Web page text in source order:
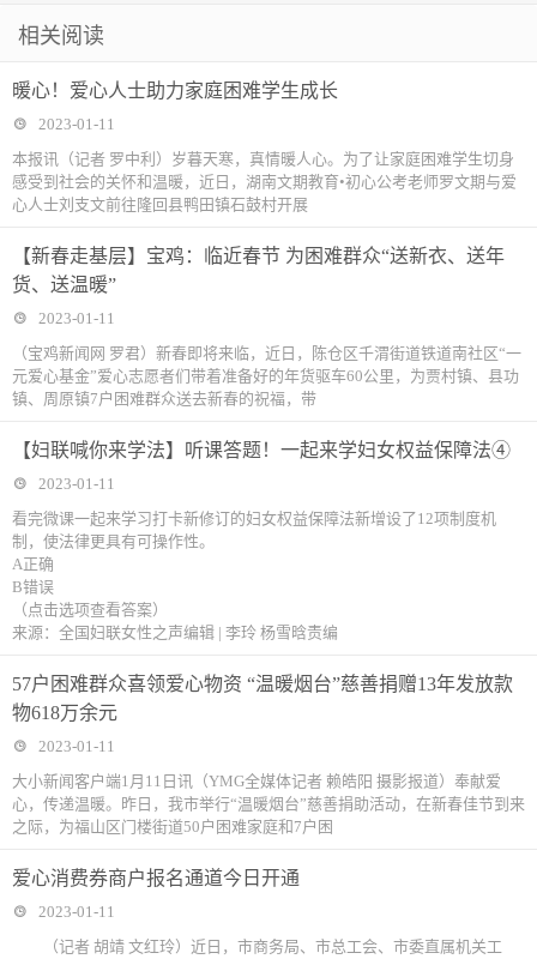
相关阅读
暖心！爱心人士助力家庭困难学生成长
2023-01-11
本报讯（记者 罗中利）岁暮天寒，真情暖人心。为了让家庭困难学生切身
感受到社会的关怀和温暖，近日，湖南文期教育•初心公考老师罗文期与爱
心人士刘支文前往隆回县鸭田镇石鼓村开展
【新春走基层】宝鸡：临近春节 为困难群众“送新衣、送年
货、送温暖”
2023-01-11
（宝鸡新闻网 罗君）新春即将来临，近日，陈仓区千渭街道铁道南社区“一
元爱心基金”爱心志愿者们带着准备好的年货驱车60公里，为贾村镇、县功
镇、周原镇7户困难群众送去新春的祝福，带
【妇联喊你来学法】听课答题！一起来学妇女权益保障法④
2023-01-11
看完微课一起来学习打卡新修订的妇女权益保障法新增设了12项制度机
制，使法律更具有可操作性。
A正确
B错误
（点击选项查看答案）
来源：全国妇联女性之声编辑 | 李玲 杨雪晗责编
57户困难群众喜领爱心物资 “温暖烟台”慈善捐赠13年发放款
物618万余元
2023-01-11
大小新闻客户端1月11日讯（YMG全媒体记者 赖皓阳 摄影报道）奉献爱
心，传递温暖。昨日，我市举行“温暖烟台”慈善捐助活动，在新春佳节到来
之际，为福山区门楼街道50户困难家庭和7户困
爱心消费券商户报名通道今日开通
2023-01-11
（记者 胡靖 文红玲）近日，市商务局、市总工会、市委直属机关工